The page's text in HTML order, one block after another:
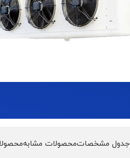
جدول مشخصاتمحصولات مشابه